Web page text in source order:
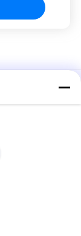
set Slow Flow